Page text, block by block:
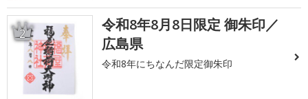
2
令和8年8月8日限定 御朱印／
広島県
令和8年にちなんだ限定御朱印